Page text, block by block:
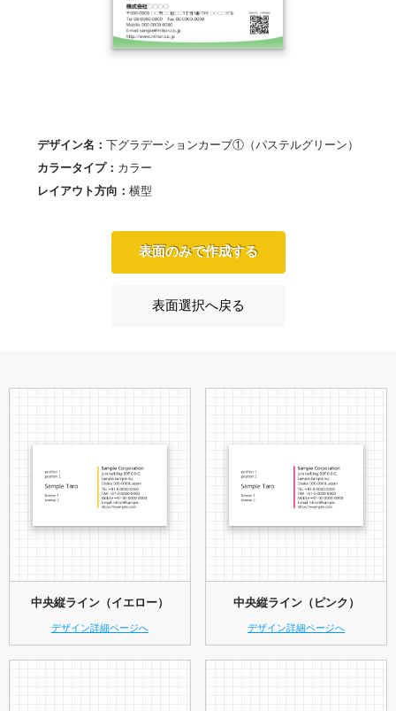
デザイン名： 下グラデーションカーブ①（パステルグリーン）
カラータイプ： カラー
レイアウト方向： 横型
表面のみで作成する
表面選択へ戻る
中央縦ライン（イエロー）
デザイン詳細ページへ
中央縦ライン（ピンク）
デザイン詳細ページへ